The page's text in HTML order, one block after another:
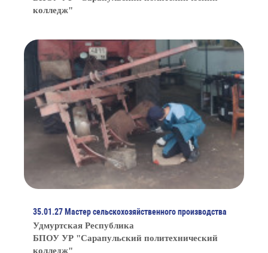
колледж"
35.01.27 Мастер сельскохозяйственного производства
Удмуртская Республика
БПОУ УР "Сарапульский политехнический
колледж"